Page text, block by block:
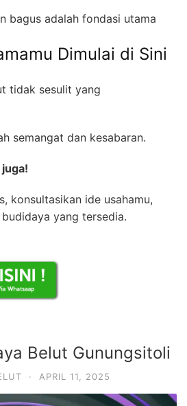
bagus adalah fondasi utama
Dimulai di Sini
tidak sesulit yang
semangat dan kesabaran.
konsultasikan ide usahamu,
yang tersedia.
Belut Gunungsitoli
· APRIL 11, 2025